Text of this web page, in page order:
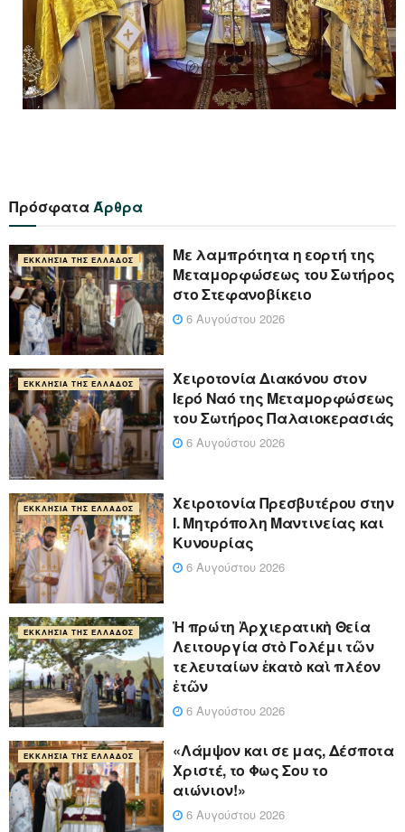
ΠρόσφαταΆρθρα
ΕΚΚΛΗΣΊΑ ΤΗΣ ΕΛΛΆΔΟΣ
Με λαμπρότητα η εορτή της
Μεταμορφώσεως του Σωτήρος
στο Στεφανοβίκειο
6 Αυγούστου 2026
ΕΚΚΛΗΣΊΑ ΤΗΣ ΕΛΛΆΔΟΣ
Χειροτονία Διακόνου στον
Ιερό Ναό της Μεταμορφώσεως
του Σωτήρος Παλαιοκερασιάς
6 Αυγούστου 2026
ΕΚΚΛΗΣΊΑ ΤΗΣ ΕΛΛΆΔΟΣ
Xειροτονία Πρεσβυτέρου στην
Ι. Μητρόπολη Μαντινείας και
Κυνουρίας
6 Αυγούστου 2026
ΕΚΚΛΗΣΊΑ ΤΗΣ ΕΛΛΆΔΟΣ
Ἡ πρώτη Ἀρχιερατικὴ Θεία
Λειτουργία στὸ Γολέμι τῶν
τελευταίων ἑκατὸ καὶ πλέον
ἐτῶν
6 Αυγούστου 2026
ΕΚΚΛΗΣΊΑ ΤΗΣ ΕΛΛΆΔΟΣ
«Λάμψον και σε μας, Δέσποτα
Χριστέ, το Φως Σου το
αιώνιον!»
6 Αυγούστου 2026